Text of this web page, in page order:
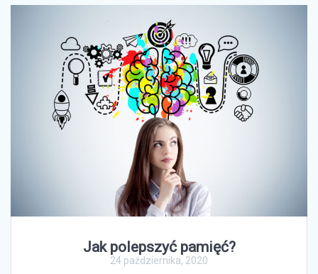
Jak polepszyć pamięć?
24 października, 2020